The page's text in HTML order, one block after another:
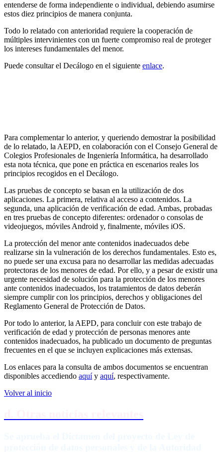
entenderse de forma independiente o individual, debiendo asumirse
estos diez principios de manera conjunta.
Todo lo relatado con anterioridad requiere la cooperación de
múltiples intervinientes con un fuerte compromiso real de proteger
los intereses fundamentales del menor.
Puede consultar el Decálogo en el siguiente enlace.
Para complementar lo anterior, y queriendo demostrar la posibilidad
de lo relatado, la AEPD, en colaboración con el Consejo General de
Colegios Profesionales de Ingeniería Informática, ha desarrollado
esta nota técnica, que pone en práctica en escenarios reales los
principios recogidos en el Decálogo.
Las pruebas de concepto se basan en la utilización de dos
aplicaciones. La primera, relativa al acceso a contenidos. La
segunda, una aplicación de verificación de edad. Ambas, probadas
en tres pruebas de concepto diferentes: ordenador o consolas de
videojuegos, móviles Android y, finalmente, móviles iOS.
La protección del menor ante contenidos inadecuados debe
realizarse sin la vulneración de los derechos fundamentales. Esto es,
no puede ser una excusa para no desarrollar las medidas adecuadas
protectoras de los menores de edad. Por ello, y a pesar de existir una
urgente necesidad de solución para la protección de los menores
ante contenidos inadecuados, los tratamientos de datos deberán
siempre cumplir con los principios, derechos y obligaciones del
Reglamento General de Protección de Datos.
Por todo lo anterior, la AEPD, para concluir con este trabajo de
verificación de edad y protección de personas menores ante
contenidos inadecuados, ha publicado un documento de preguntas
frecuentes en el que se incluyen explicaciones más extensas.
Los enlaces para la consulta de ambos documentos se encuentran
disponibles accediendo aquíy aquí, respectivamente.
Volver al inicio